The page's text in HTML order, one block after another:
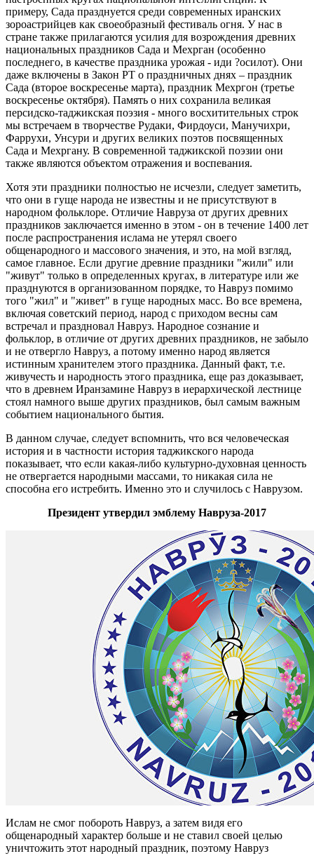
примеру, Сада празднуется среди современных иранских
зороастрийцев как своеобразный фестиваль огня. У нас в
стране также прилагаются усилия для возрождения древних
национальных праздников Сада и Мехрган (особенно
последнего, в качестве праздника урожая - иди ?осилот). Они
даже включены в Закон РТ о праздничных днях – праздник
Сада (второе воскресенье марта), праздник Мехргон (третье
воскресенье октября). Память о них сохранила великая
персидско-таджикская поэзия - много восхитительных строк
мы встречаем в творчестве Рудаки, Фирдоуси, Манучихри,
Фаррухи, Унсури и других великих поэтов посвященных
Сада и Мехргану. В современной таджикской поэзии они
также являются объектом отражения и воспевания.
Хотя эти праздники полностью не исчезли, следует заметить,
что они в гуще народа не известны и не присутствуют в
народном фольклоре. Отличие Навруза от других древних
праздников заключается именно в этом - он в течение 1400 лет
после распространения ислама не утерял своего
общенародного и массового значения, и это, на мой взгляд,
самое главное. Если другие древние праздники "жили" или
"живут" только в определенных кругах, в литературе или же
празднуются в организованном порядке, то Навруз помимо
того "жил" и "живет" в гуще народных масс. Во все времена,
включая советский период, народ с приходом весны сам
встречал и праздновал Навруз. Народное сознание и
фольклор, в отличие от других древних праздников, не забыло
и не отвергло Навруз, а потому именно народ является
истинным хранителем этого праздника. Данный факт, т.е.
живучесть и народность этого праздника, еще раз доказывает,
что в древнем Иранзамине Навруз в иерархической лестнице
стоял намного выше других праздников, был самым важным
событием национального бытия.
В данном случае, следует вспомнить, что вся человеческая
история и в частности история таджикского народа
показывает, что если какая-либо культурно-духовная ценность
не отвергается народными массами, то никакая сила не
способна его истребить. Именно это и случилось с Наврузом.
Президент утвердил эмблему Навруза-2017
Ислам не смог побороть Навруз, а затем видя его
общенародный характер больше и не ставил своей целью
уничтожить этот народный праздник, поэтому Навруз